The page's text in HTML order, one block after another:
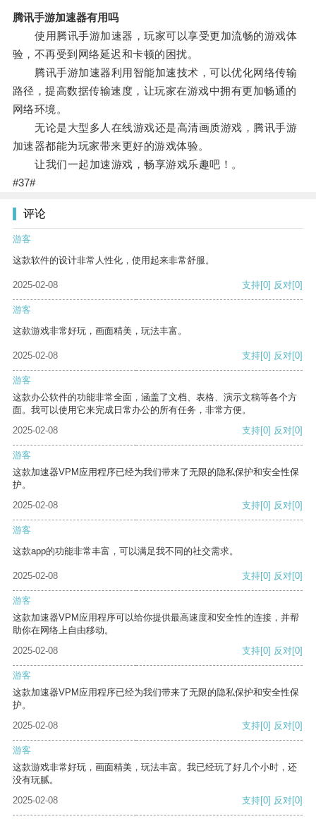
腾讯手游加速器有用吗
使用腾讯手游加速器，玩家可以享受更加流畅的游戏体
验，不再受到网络延迟和卡顿的困扰。
腾讯手游加速器利用智能加速技术，可以优化网络传输
路径，提高数据传输速度，让玩家在游戏中拥有更加畅通的
网络环境。
无论是大型多人在线游戏还是高清画质游戏，腾讯手游
加速器都能为玩家带来更好的游戏体验。
让我们一起加速游戏，畅享游戏乐趣吧！。
#37#
评论
游客
这款软件的设计非常人性化，使用起来非常舒服。
2025-02-08 支持[0] 反对[0]
游客
这款游戏非常好玩，画面精美，玩法丰富。
2025-02-08 支持[0] 反对[0]
游客
这款办公软件的功能非常全面，涵盖了文档、表格、演示文稿等各个方
面。我可以使用它来完成日常办公的所有任务，非常方便。
2025-02-08
支持[0] 反对[0]
游客
这款加速器VPM应用程序已经为我们带来了无限的隐私保护和安全性保
护。
2025-02-08
支持[0] 反对[0]
游客
这款app的功能非常丰富，可以满足我不同的社交需求。
2025-02-08 支持[0] 反对[0]
游客
这款加速器VPM应用程序可以给你提供最高速度和安全性的连接，并帮
助你在网络上自由移动。
2025-02-08
支持[0] 反对[0]
游客
这款加速器VPM应用程序已经为我们带来了无限的隐私保护和安全性保
护。
2025-02-08
支持[0] 反对[0]
游客
这款游戏非常好玩，画面精美，玩法丰富。我已经玩了好几个小时，还
没有玩腻。
2025-02-08
支持[0] 反对[0]